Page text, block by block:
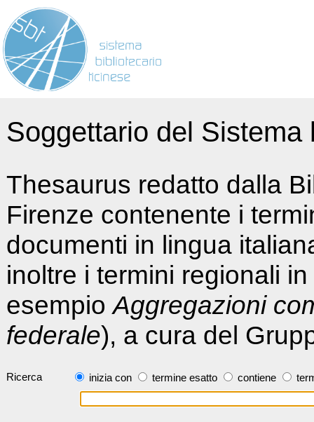
Soggettario del
Thesaurus redatto dalla
Firenze contenente i
documenti in lingua
inoltre i termini regionali
esempioAggregazioni
federale), a cura del
Ricerca inizia con termine esatto contiene